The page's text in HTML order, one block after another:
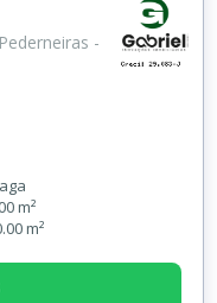
-
m²
m²